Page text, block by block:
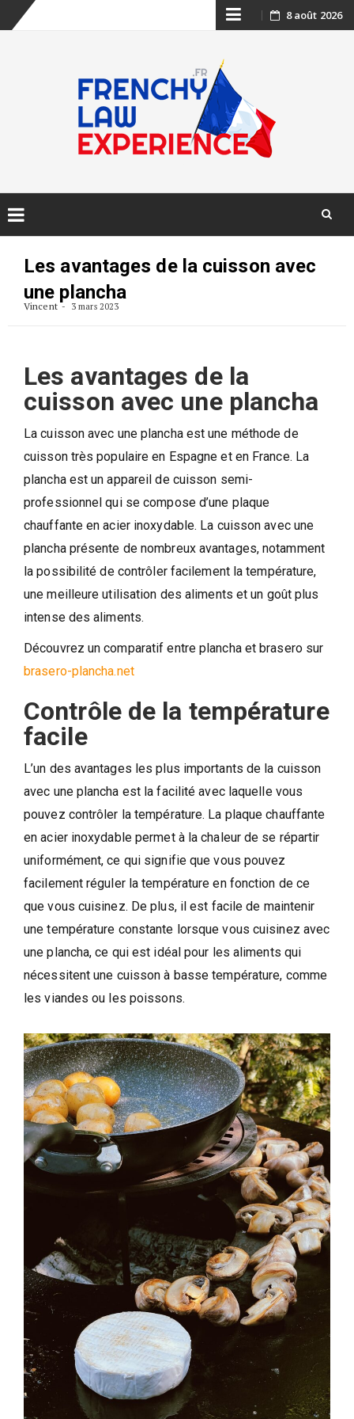
Skip
content
8 août 2026
Les avantages de la cuisson avec
une plancha
Vincent 3 mars 2023
Les avantages de la
cuisson avec une plancha
La cuisson avec une plancha est une méthode de
cuisson très populaire en Espagne et en France. La
plancha est un appareil de cuisson semi-
professionnel qui se compose d’une plaque
chauffante en acier inoxydable. La cuisson avec une
plancha présente de nombreux avantages, notamment
la possibilité de contrôler facilement la température,
une meilleure utilisation des aliments et un goût plus
intense des aliments.
Découvrez un comparatif entre plancha et brasero sur
brasero-plancha.net
Contrôle de la température
facile
L’un des avantages les plus importants de la cuisson
avec une plancha est la facilité avec laquelle vous
pouvez contrôler la température. La plaque chauffante
en acier inoxydable permet à la chaleur de se répartir
uniformément, ce qui signifie que vous pouvez
facilement réguler la température en fonction de ce
que vous cuisinez. De plus, il est facile de maintenir
une température constante lorsque vous cuisinez avec
une plancha, ce qui est idéal pour les aliments qui
nécessitent une cuisson à basse température, comme
les viandes ou les poissons.